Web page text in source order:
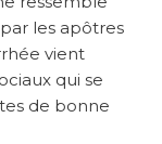
les apôtres
vient
qui se
de bonne